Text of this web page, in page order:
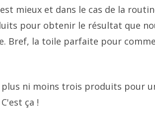
mieux et dans le cas de la
pour obtenir le résultat que
Bref, la toile parfaite pour
ni moins trois produits pour
ça !